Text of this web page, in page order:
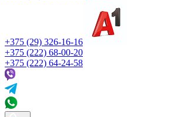
+375 (29) 326-16-16
+375 (222) 68-00-20
+375 (222) 64-24-58